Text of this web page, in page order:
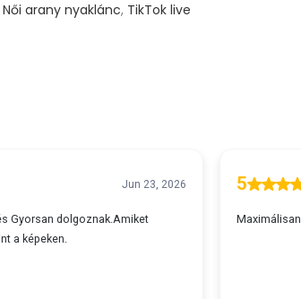
Női arany nyaklánc, TikTok live